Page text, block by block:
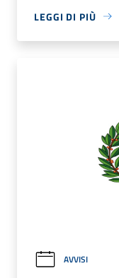
LEGGI DI PIÙ
AVVISI